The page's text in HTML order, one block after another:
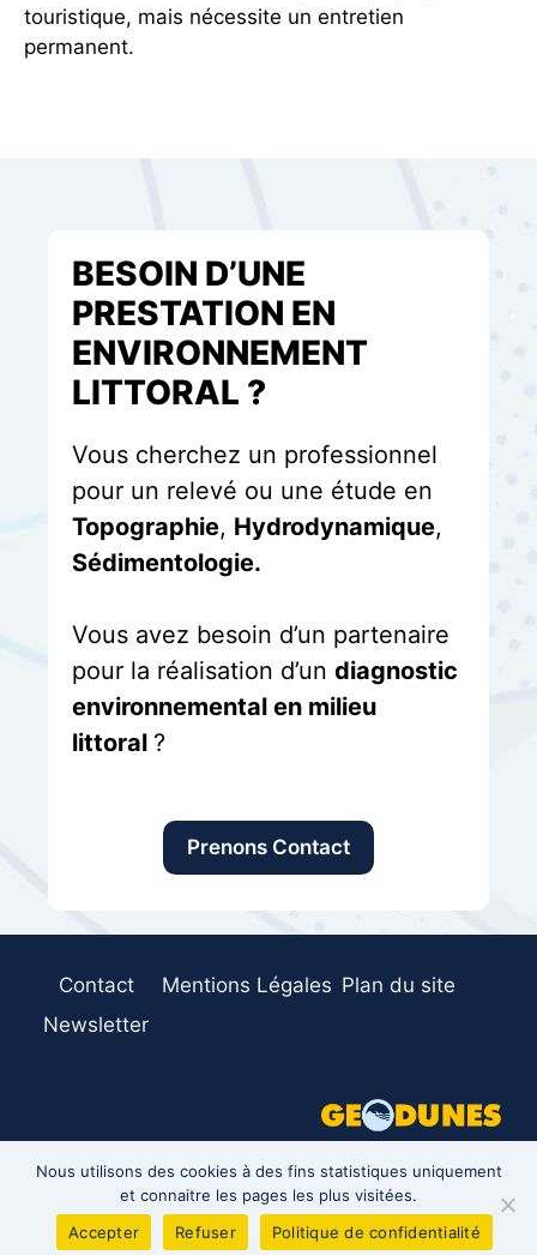
touristique, mais nécessite un entretien
permanent.
BESOIN D’UNE
PRESTATION EN
ENVIRONNEMENT
LITTORAL ?
Vous cherchez un professionnel
pour un relevé ou une étude en
Topographie, Hydrodynamique,
Sédimentologie.
Vous avez besoin d’un partenaire
pour la réalisation d’un diagnostic
environnemental en milieu
littoral ?
Prenons Contact
Contact Mentions Légales Plan du site
Newsletter
©2026 GeoDunes - RCS Dunkerque 911 240 497
00014 - NAF 7112B Ingénierie et Études techniques
Nous utilisons des cookies à des fins statistiques uniquement
et connaitre les pages les plus visitées.
Accepter
Refuser Politique de confidentialité